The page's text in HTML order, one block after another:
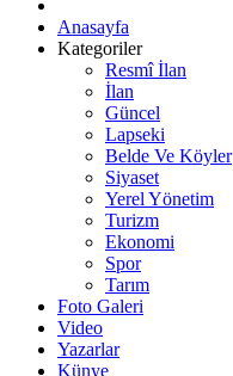
Anasayfa
Kategoriler
Resmî İlan
İlan
Güncel
Lapseki
Belde Ve Köyler
Siyaset
Yerel Yönetim
Turizm
Ekonomi
Spor
Tarım
Foto Galeri
Video
Yazarlar
Künye